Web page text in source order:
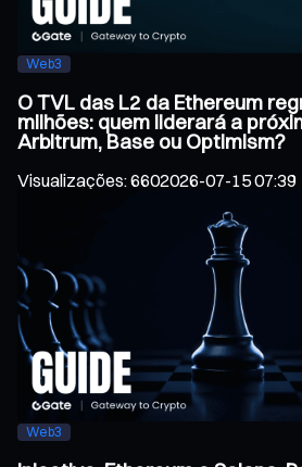
Web3
O TVL das L2 da Ethereum
milhões: quem liderará a
Arbitrum, Base ou Optimism?
Visualizações:6602026-07-15 07:39
Web3